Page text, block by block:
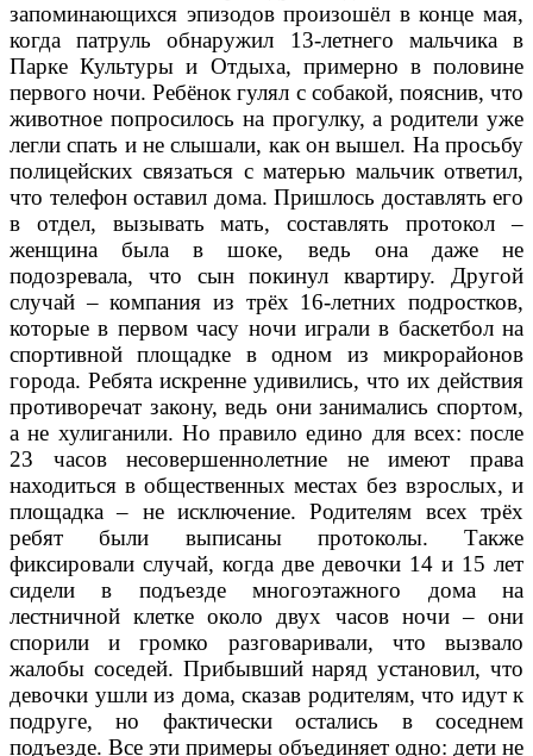
запоминающихся эпизодов произошёл в конце мая,
когда патруль обнаружил 13-летнего мальчика в
Парке Культуры и Отдыха, примерно в половине
первого ночи. Ребёнок гулял с собакой, пояснив, что
животное попросилось на прогулку, а родители уже
легли спать и не слышали, как он вышел. На просьбу
полицейских связаться с матерью мальчик ответил,
что телефон оставил дома. Пришлось доставлять его
в отдел, вызывать мать, составлять протокол –
женщина была в шоке, ведь она даже не
подозревала, что сын покинул квартиру. Другой
случай – компания из трёх 16-летних подростков,
которые в первом часу ночи играли в баскетбол на
спортивной площадке в одном из микрорайонов
города. Ребята искренне удивились, что их действия
противоречат закону, ведь они занимались спортом,
а не хулиганили. Но правило едино для всех: после
23 часов несовершеннолетние не имеют права
находиться в общественных местах без взрослых, и
площадка – не исключение. Родителям всех трёх
ребят были выписаны протоколы. Также
фиксировали случай, когда две девочки 14 и 15 лет
сидели в подъезде многоэтажного дома на
лестничной клетке около двух часов ночи – они
спорили и громко разговаривали, что вызвало
жалобы соседей. Прибывший наряд установил, что
девочки ушли из дома, сказав родителям, что идут к
подруге, но фактически остались в соседнем
подъезде. Все эти примеры объединяет одно: дети не